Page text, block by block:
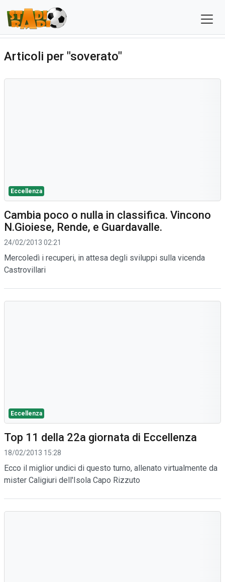
Articoli per "soverato"
Eccellenza
Cambia poco o nulla in classifica. Vincono
N.Gioiese, Rende, e Guardavalle.
24/02/2013 02:21
Mercoledì i recuperi, in attesa degli sviluppi sulla vicenda
Castrovillari
Eccellenza
Top 11 della 22a giornata di Eccellenza
18/02/2013 15:28
Ecco il miglior undici di questo turno, allenato virtualmente da
mister Caligiuri dell'Isola Capo Rizzuto